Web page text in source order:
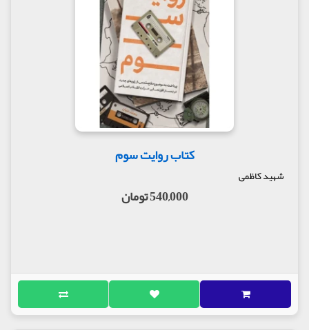
کتاب روایت سوم
شهید کاظمی
540,000 تومان